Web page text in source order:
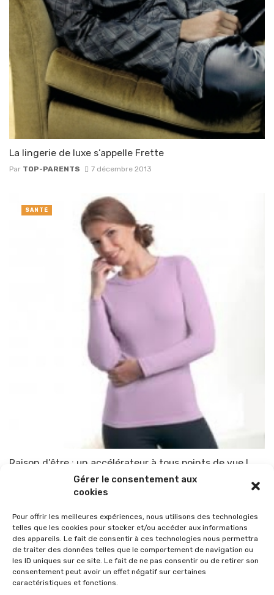
Gérer le consentement aux
cookies
Pour offrir les meilleures expériences, nous utilisons des technologies
telles que les cookies pour stocker et/ou accéder aux informations
des appareils. Le fait de consentir à ces technologies nous permettra
de traiter des données telles que le comportement de navigation ou
les ID uniques sur ce site. Le fait de ne pas consentir ou de retirer son
consentement peut avoir un effet négatif sur certaines
caractéristiques et fonctions.
La lingerie de luxe s’appelle Frette
Par TOP-PARENTS 7 décembre 2013
Raison d’être : un accélérateur à tous points de vue !
TOP-PARENTS 29 juillet 2012
SANTÉ